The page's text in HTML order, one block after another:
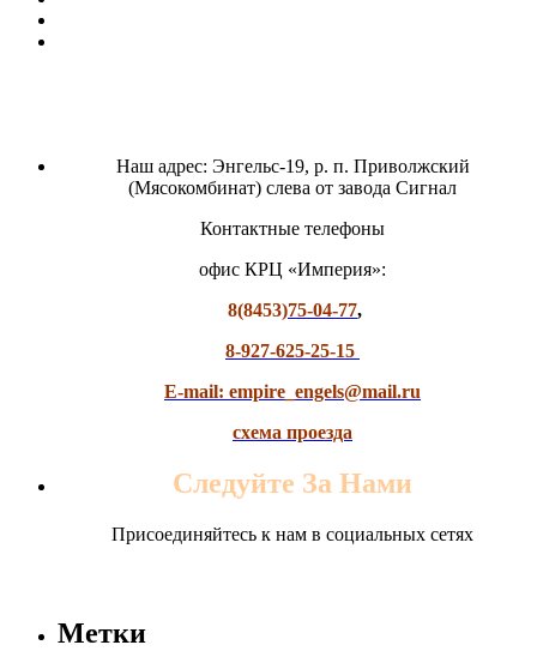
Наш адрес: Энгельс-19, р. п. Приволжский
(Мясокомбинат) слева от завода Сигнал
Контактные телефоны
офис КРЦ «Империя»:
8(8453)75-04-77,
8-927-625-25-15
E-mail: empire_engels@mail.ru
схема проезда
Следуйте За Нами
Присоединяйтесь к нам в социальных сетях
Метки